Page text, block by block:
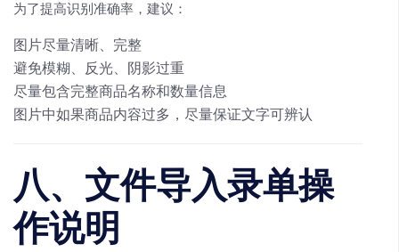
为了提高识别准确率，建议：
图片尽量清晰、完整
避免模糊、反光、阴影过重
尽量包含完整商品名称和数量信息
图片中如果商品内容过多，尽量保证文字可辨认
八、文件导入录单操
作说明